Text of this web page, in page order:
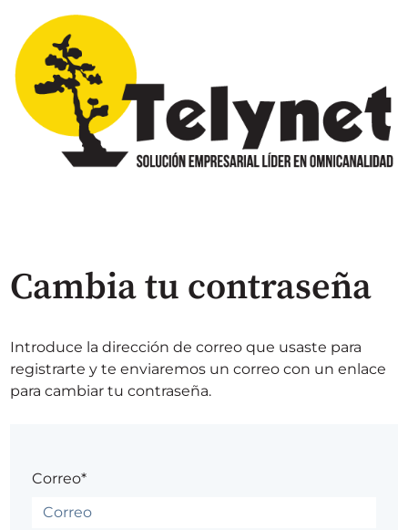
Cambia tu contraseña
Introduce la dirección de correo que usaste para
registrarte y te enviaremos un correo con un enlace
para cambiar tu contraseña.
Correo*